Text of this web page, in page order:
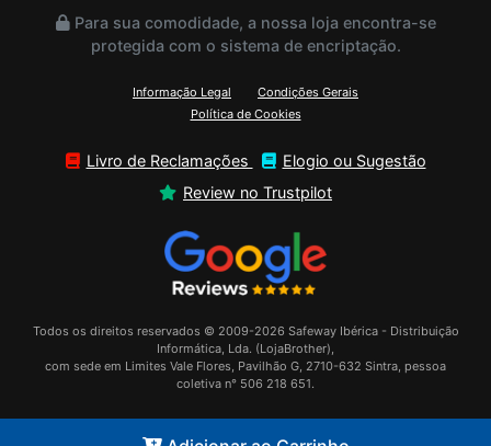
Para sua comodidade, a nossa loja encontra-se
protegida com o sistema de encriptação.
Informação Legal
Condições Gerais
Política de Cookies
Livro de Reclamações
Elogio ou Sugestão
Review no Trustpilot
Todos os direitos reservados © 2009-2026 Safeway Ibérica - Distribuição
Informática, Lda. (LojaBrother),
com sede em Limites Vale Flores, Pavilhão G, 2710-632 Sintra, pessoa
coletiva n° 506 218 651.